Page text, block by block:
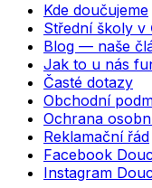
Kde doučujeme
Střední školy v
Blog — naše
Jak to u nás
Časté dotazy
Obchodní
Ochrana
Reklamační řád
Facebook
Instagram